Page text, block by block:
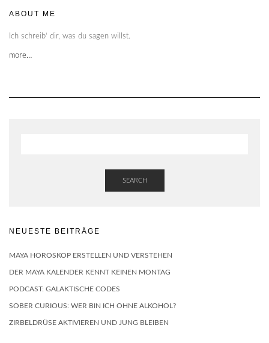
ABOUT ME
Ich schreib‘ dir, was du sagen willst.
more…
SEARCH
NEUESTE BEITRÄGE
MAYA HOROSKOP ERSTELLEN UND VERSTEHEN
DER MAYA KALENDER KENNT KEINEN MONTAG
PODCAST: GALAKTISCHE CODES
SOBER CURIOUS: WER BIN ICH OHNE ALKOHOL?
ZIRBELDRÜSE AKTIVIEREN UND JUNG BLEIBEN